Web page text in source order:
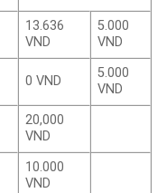
13.636
VND
5.000
VND
0 VND
5.000
VND
20,000
VND
10.000
VND